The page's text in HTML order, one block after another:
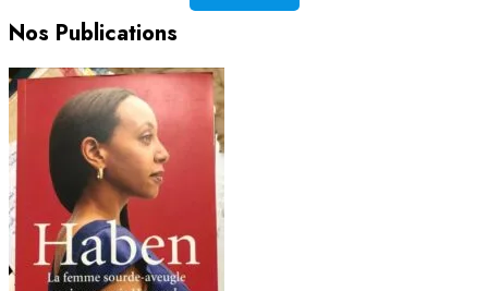
Nos Publications